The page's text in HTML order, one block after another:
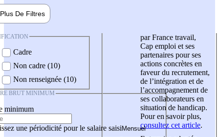
Plus De Filtres
Cadre
Non cadre (10)
Non renseignée (10)
BRUT MINIMUM
minimum
une périodicité pour le salaire saisi
par France travail,
Cap emploi et ses
partenaires pour ses
actions concrètes en
faveur du recrutement,
de l’intégration et de
l’accompagnement de
ses collaborateurs en
situation de handicap.
Pour en savoir plus,
consultez cet article.